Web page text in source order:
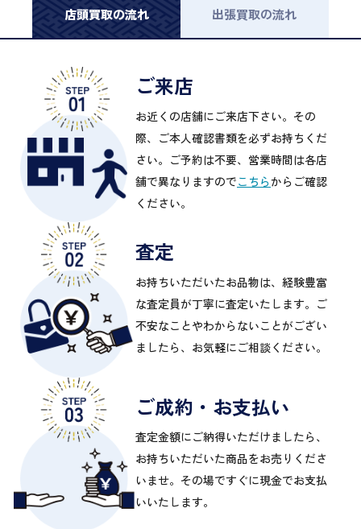
店頭買取の流れ 出張買取の流れ
ご来店
お近くの店舗にご来店下さい。その
際、ご本人確認書類を必ずお持ちくだ
さい。ご予約は不要、営業時間は各店
舗で異なりますのでこちらからご確認
ください。
査定
お持ちいただいたお品物は、経験豊富
な査定員が丁寧に査定いたします。ご
不安なことやわからないことがござい
ましたら、お気軽にご相談ください。
ご成約・お支払い
査定金額にご納得いただけましたら、
お持ちいただいた商品をお売りくださ
いませ。その場ですぐに現金でお支払
いいたします。